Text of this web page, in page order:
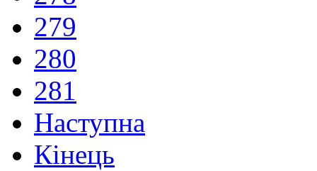
279
280
281
Наступна
Кінець